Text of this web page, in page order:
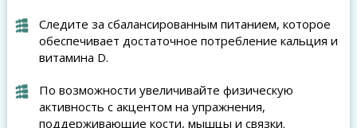
Следите за сбалансированным питанием, которое
обеспечивает достаточное потребление кальция и
витамина D.
По возможности увеличивайте физическую
активность с акцентом на упражнения,
поддерживающие кости, мышцы и связки.